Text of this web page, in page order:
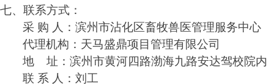
七、联系方式：
采 购 人： 滨州市沾化区畜牧兽医管理服务中心
代理机构： 天马盛鼎项目管理有限公司
地
址：滨州市黄河四路渤海九路安达驾校院内
联 系 人： 刘 工